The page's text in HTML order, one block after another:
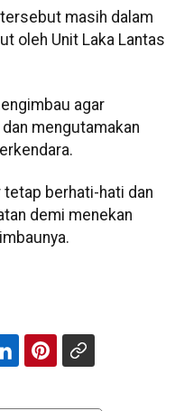
masih dalam
oleh Unit Laka Lantas
agar
mengutamakan
berhati-hati dan
demi menekan